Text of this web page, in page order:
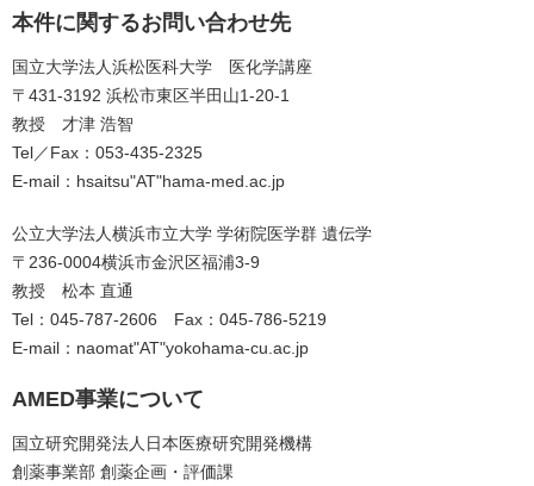
本件に関するお問い合わせ先
国立大学法人浜松医科大学 医化学講座
〒431-3192 浜松市東区半田山1-20-1
教授 才津 浩智
Tel／Fax：053-435-2325
E-mail：hsaitsu"AT"hama-med.ac.jp
公立大学法人横浜市立大学 学術院医学群 遺伝学
〒236-0004横浜市金沢区福浦3-9
教授 松本 直通
Tel：045-787-2606 Fax：045-786-5219
E-mail：naomat"AT"yokohama-cu.ac.jp
AMED事業について
国立研究開発法人日本医療研究開発機構
創薬事業部 創薬企画・評価課